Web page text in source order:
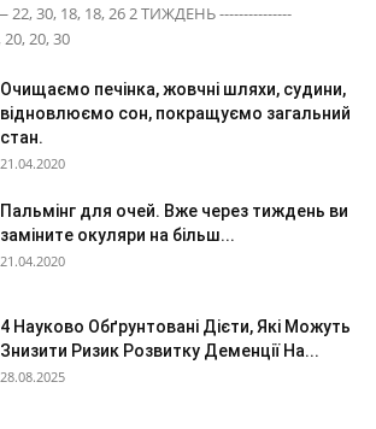
22, 30, 18, 18, 26 2 ТИЖДЕНЬ ---------------
20, 30
Очищаємо печінка, жовчні шляхи, судини,
відновлюємо сон, покращуємо загальний
стан.
21.04.2020
Пальмінг для очей. Вже через тиждень ви
заміните окуляри на більш...
21.04.2020
4 Науково Обґрунтовані Дієти, Які Можуть
Знизити Ризик Розвитку Деменції На...
28.08.2025